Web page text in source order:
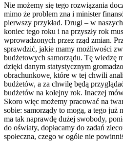
Nie możemy się tego rozwiązania
mimo że problem zna i minister
pierwszy przykład. Drugi – w
koniec tego roku i na przyszły rok
wprowadzonych przez rząd zmian.
sprawdzić, jakie mamy możliwości
budżetowych samorządu. Tę wiedzę
dzięki danym statystycznym
obrachunkowe, które w tej chwili
budżetów, a za chwilę będą
budżetów na kolejny rok. Inaczej
Skoro więc możemy pracować na
sobie: samorządy to mogą, a tego już
ma tak naprawdę dużej swobody,
do oświaty, dopłacamy do zadań
społeczna, czego w ogóle nie